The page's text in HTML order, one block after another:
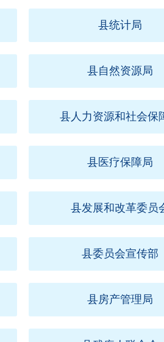
县统计局
县自然资源局
县人力资源和社会保
县医疗保障局
县发展和改革委员
县委员会宣传部
县房产管理局